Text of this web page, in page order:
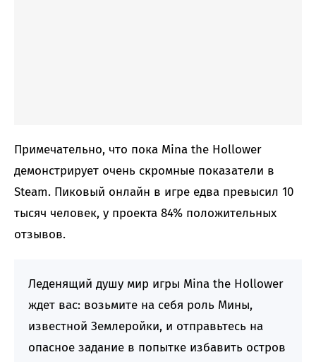
Примечательно, что пока Mina the Hollower
демонстрирует очень скромные показатели в
Steam. Пиковый онлайн в игре едва превысил 10
тысяч человек, у проекта 84% положительных
отзывов.
Леденящий душу мир игры Mina the Hollower
ждет вас: возьмите на себя роль Мины,
известной Землеройки, и отправьтесь на
опасное задание в попытке избавить остров